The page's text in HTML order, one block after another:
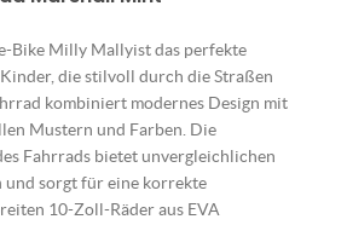
Bike Milly Mallyist das perfekte
die stilvoll durch die Straßen
kombiniert modernes Design mit
Mustern und Farben. Die
Fahrrads bietet unvergleichlichen
und sorgt für eine korrekte
10-Zoll-Räder aus EVA